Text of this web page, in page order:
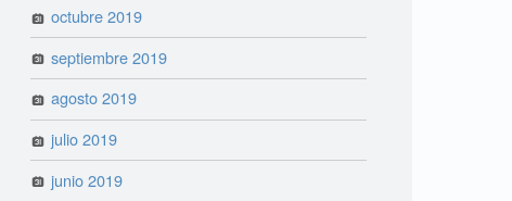
octubre 2019
septiembre 2019
agosto 2019
julio 2019
junio 2019